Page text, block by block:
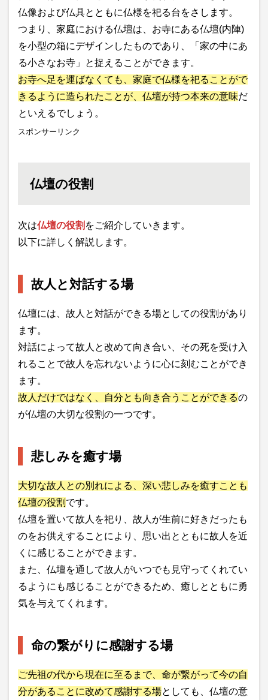
仏像および仏具とともに仏様を祀る台をさします。
つまり、家庭における仏壇は、お寺にある仏壇(内陣)
を小型の箱にデザインしたものであり、「家の中にあ
る小さなお寺」と捉えることができます。
お寺へ足を運ばなくても、家庭で仏様を祀ることがで
きるように造られたことが、仏壇が持つ本来の意味だ
といえるでしょう。
スポンサーリンク
仏壇の役割
次は仏壇の役割 をご紹介していきます。
以下に詳しく解説します。
故人と対話する場
仏壇には、故人と対話ができる場としての役割があり
ます。
対話によって故人と改めて向き合い、その死を受け入
れることで故人を忘れないように心に刻むことができ
ます。
故人だけではなく、自分とも向き合うことができるの
が仏壇の大切な役割の一つです。
悲しみを癒す場
大切な故人との別れによる、深い悲しみを癒すことも
仏壇の役割 です。
仏壇を置いて故人を祀り、故人が生前に好きだったも
のをお供えすることにより、思い出とともに故人を近
くに感じることができます。
また、仏壇を通して故人がいつでも見守ってくれてい
るようにも感じることができるため、癒しとともに勇
気を与えてくれます。
命の繋がりに感謝する場
ご先祖の代から現在に至るまで、命が繋がって今の自
分があることに改めて感謝する場としても、仏壇の意